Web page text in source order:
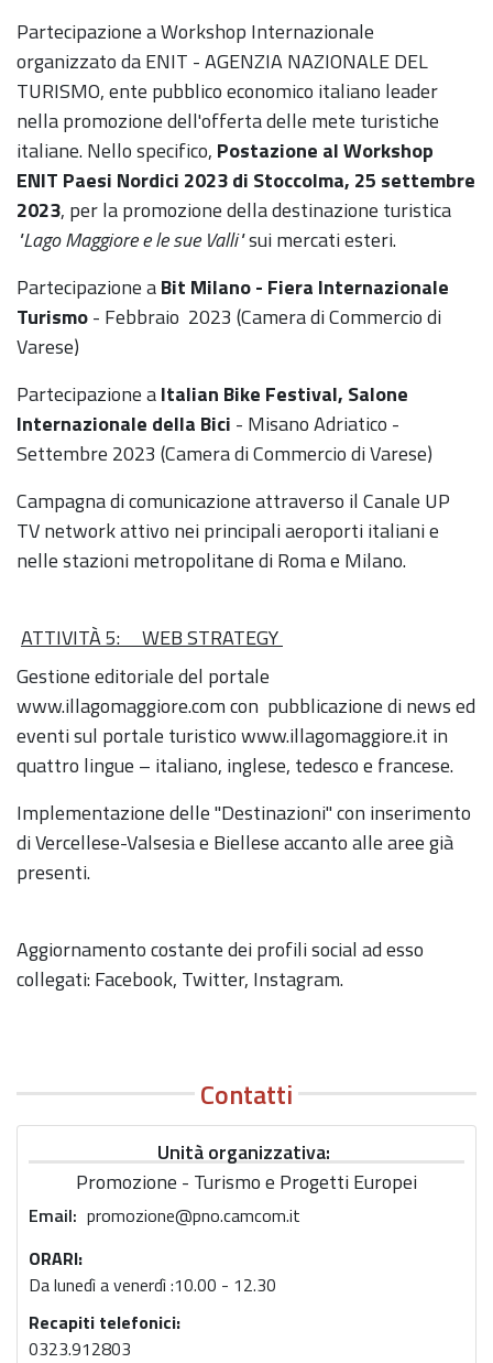
Partecipazione a Workshop Internazionale
organizzato da ENIT - AGENZIA NAZIONALE DEL
TURISMO, ente pubblico economico italiano leader
nella promozione dell'offerta delle mete turistiche
italiane. Nello specifico, Postazione alWorkshop
ENIT Paesi Nordici 2023 di Stoccolma, 25 settembre
2023, per la promozione della destinazione turistica
"Lago Maggiore e le sue Valli"sui mercati esteri.
Partecipazione aBit Milano - Fiera Internazionale
Turismo- Febbraio 2023 (Camera di Commercio di
Varese)
Partecipazione aItalian Bike Festival, Salone
Internazionale della Bici - Misano Adriatico -
Settembre 2023 (Camera di Commercio di Varese)
Campagna di comunicazione attraverso il Canale UP
TV network attivo nei principali aeroporti italiani e
nelle stazioni metropolitane di Roma e Milano.
ATTIVITÀ 5: WEB STRATEGY
Gestione editoriale del portale
www.illagomaggiore.com con pubblicazione di news ed
eventi sul portale turistico www.illagomaggiore.it in
quattro lingue – italiano, inglese, tedesco e francese.
Implementazione delle "Destinazioni" con inserimento
di Vercellese-Valsesia e Biellese accanto alle aree già
presenti.
Aggiornamento costante dei profili social ad esso
collegati: Facebook, Twitter, Instagram.
Contatti
Unità organizzativa
Promozione - Turismo e Progetti Europei
Email promozione@pno.camcom.it
ORARI:
Da lunedì a venerdì :10.00 - 12.30
Recapiti telefonici:
0323.912803